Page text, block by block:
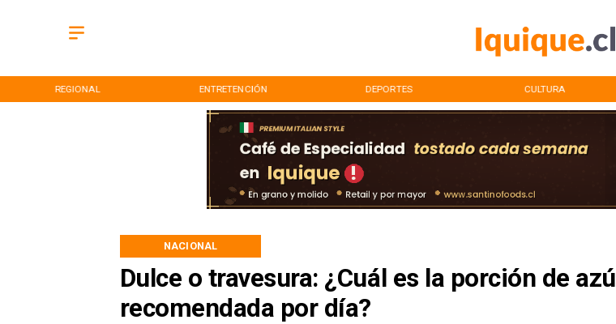
REGIONAL ENTRETENCIÓN DEPORTES CULTURA
Dulce o travesura: ¿Cuál es la porción de
recomendada por día?
NACIONAL